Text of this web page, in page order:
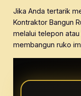
Jika Anda tertarik
Kontraktor Bangun
melalui telepon atau
membangun ruko